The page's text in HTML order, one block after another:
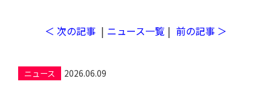
工場検索
＜ 次の記事 | ニュース一覧 | 前の記事 ＞
ニュース 2026.06.09